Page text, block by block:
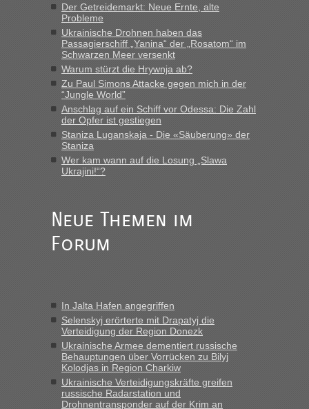
MHG1023 inBerichte und Reisetipps • Re: Mit dem Zug in
die Ukraine
„Man sollte aber explizit dazu schreiben, daß es ein Zug von
LeoExpress ist - und nur auf deren Webseite kann man die
Fahrkarten kaufen. Zumindest ist es die erste Umsteigefreie
Verbindung von Deutschland...“
Recht, Visa und Dokumente • Re: Deklaration
gebrauchter Kleidung beim Zoll
„Vielen Dank, mit einem Briefchen meiner Frau im Gepäck
gab es keine Probleme“
fast 11 Milliarden aufgedeckt
„Am besten wäre natürlich, wenn die Frau mit dabei ist.
Alleinreisende Männer stehen schließlich immer unter
Milliarden aufgedeckt
„Kein Zoll. Du musst an sich nur sagen dass das privat ist
und du nicht damit handeln willst. So lange das nicht
Originalverpackt ist und ersichlich das nicht neu sollte es
keine Probleme geben“
Recht, Visa und Dokumente • Deklaration
Der Getreidemarkt: Neue Ernte, alte
Probleme
Ukrainische Drohnen haben das
Passagierschiff „Yanina“ der „Rosatom“ im
Schwarzen Meer versenkt
Warum stürzt die Hrywnja ab?
Zu Paul Simons Attacke gegen mich in der
“Jungle World”
Anschlag auf ein Schiff vor Odessa: Die Zahl
der Opfer ist gestiegen
Staniza Luganskaja - Die «Säuberung» der
Staniza
Wer kam wann auf die Losung „Slawa
Ukrajini!“?
Neue Themen im
Forum
In Jalta Hafen angegriffen
Selenskyj erörterte mit Drapatyj die
Verteidigung der Region Donezk
Ukrainische Armee dementiert russische
Behauptungen über Vorrücken zu Bilyj
Kolodjas in Region Charkiw
Ukrainische Verteidigungskräfte greifen
russische Radarstation und
Drohnentransponder auf der Krim an